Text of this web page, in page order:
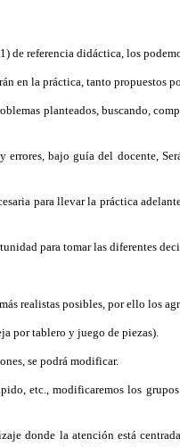
de referencia didáctica, los
en la práctica, tanto propuestos
planteados, buscando,
bajo guía del docente,
para llevar la práctica
para tomar las diferentes
realistas posibles, por ello los
por tablero y juego de piezas).
se podrá modificar.
etc., modificaremos los
donde la atención está